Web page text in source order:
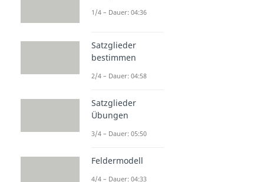
1/4 – Dauer: 04:36
Satzglieder
bestimmen
2/4 – Dauer: 04:58
Satzglieder
Übungen
3/4 – Dauer: 05:50
Feldermodell
4/4 – Dauer: 04:33